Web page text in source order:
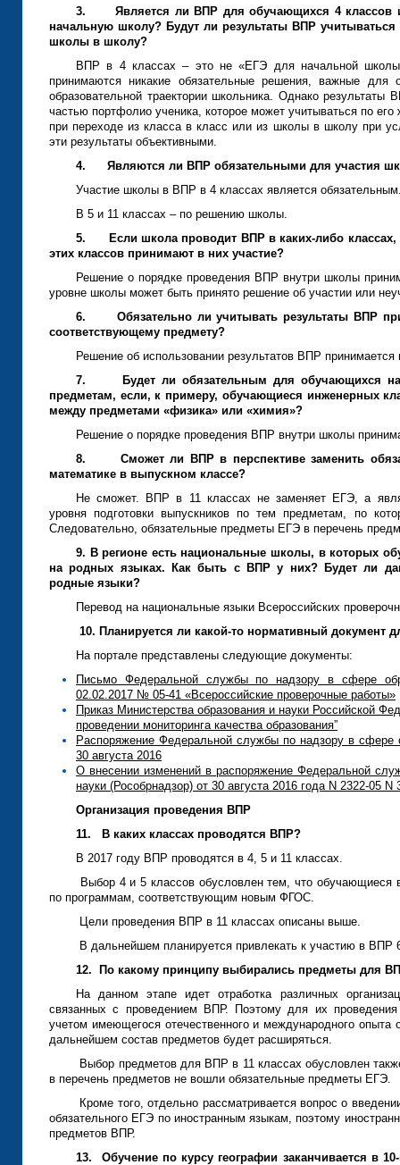
3.Является ли ВПР для обучающихся 4 классов
начальную школу? Будут ли результаты ВПР
школы в школу?
ВПР в 4 классах – это не «ЕГЭ для начальной
принимаются никакие обязательные решения, важные для
образовательной траектории школьника. Однако
частью портфолио ученика, которое может учитываться по
при переходе из класса в класс или из школы в школу при
эти результаты объективными.
4. Являются ли ВПР обязательными для участия
Участие школы в ВПР в 4 классах является
В 5 и 11 классах – по решению школы.
5.
Если школа проводит ВПР в каких-либо
этих классов принимают в них участие?
Решение о порядке проведения ВПР внутри школы
уровне школы может быть принято решение об участии или
6. Обязательно ли учитывать результаты ВПР
соответствующему предмету?
Решение об использовании результатов ВПР
7.
Будет ли обязательным для обучающихся
предметам, если, к примеру, обучающиеся инженерных
между предметами «физика» или «химия»?
Решение о порядке проведения ВПР внутри школы
8. Сможет ли ВПР в перспективе заменить
математике в выпускном классе?
Не сможет. ВПР в 11 классах не заменяет ЕГЭ, а
уровня подготовки выпускников по тем предметам, по
Следовательно, обязательные предметы ЕГЭ в перечень
9. В регионе есть национальные школы, в которых
на родных языках. Как быть с ВПР у них? Будет ли
родные языки?
Перевод на национальные языки Всероссийских
10. Планируется ли какой-то нормативный документ
На портале представлены следующие документы:
Письмо Федеральной службы по надзору в сфере
02.02.2017 № 05-41 «Всероссийские проверочные работы»
Приказ Министерства образования и науки Российской
проведении мониторинга качества образования”
Распоряжение Федеральной службы по надзору в сфере
30 августа 2016
О внесении изменений в распоряжение Федеральной
науки (Рособрнадзор) от 30 августа 2016 года N 2322-05 N
Организация проведения ВПР
11.
В каких классах проводятся ВПР?
В 2017 году ВПР проводятся в 4, 5 и 11 классах.
Выбор 4 и 5 классов обусловлен тем, что обучающиеся
по программам, соответствующим новым ФГОС.
Цели проведения ВПР в 11 классах описаны выше.
В дальнейшем планируется привлекать к участию в ВПР
12.
По какому принципу выбирались предметы для
На данном этапе идет отработка различных
связанных с проведением ВПР. Поэтому для их
учетом имеющегося отечественного и международного опыта
дальнейшем состав предметов будет расширяться.
Выбор предметов для ВПР в 11 классах обусловлен
в перечень предметов не вошли обязательные предметы ЕГЭ.
Кроме того, отдельно рассматривается вопрос о
обязательного ЕГЭ по иностранным языкам, поэтому
предметов ВПР.
13. Обучение по курсу географии заканчивается в